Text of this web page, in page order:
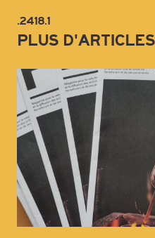
.2418.1
PLUS D'ARTICLES